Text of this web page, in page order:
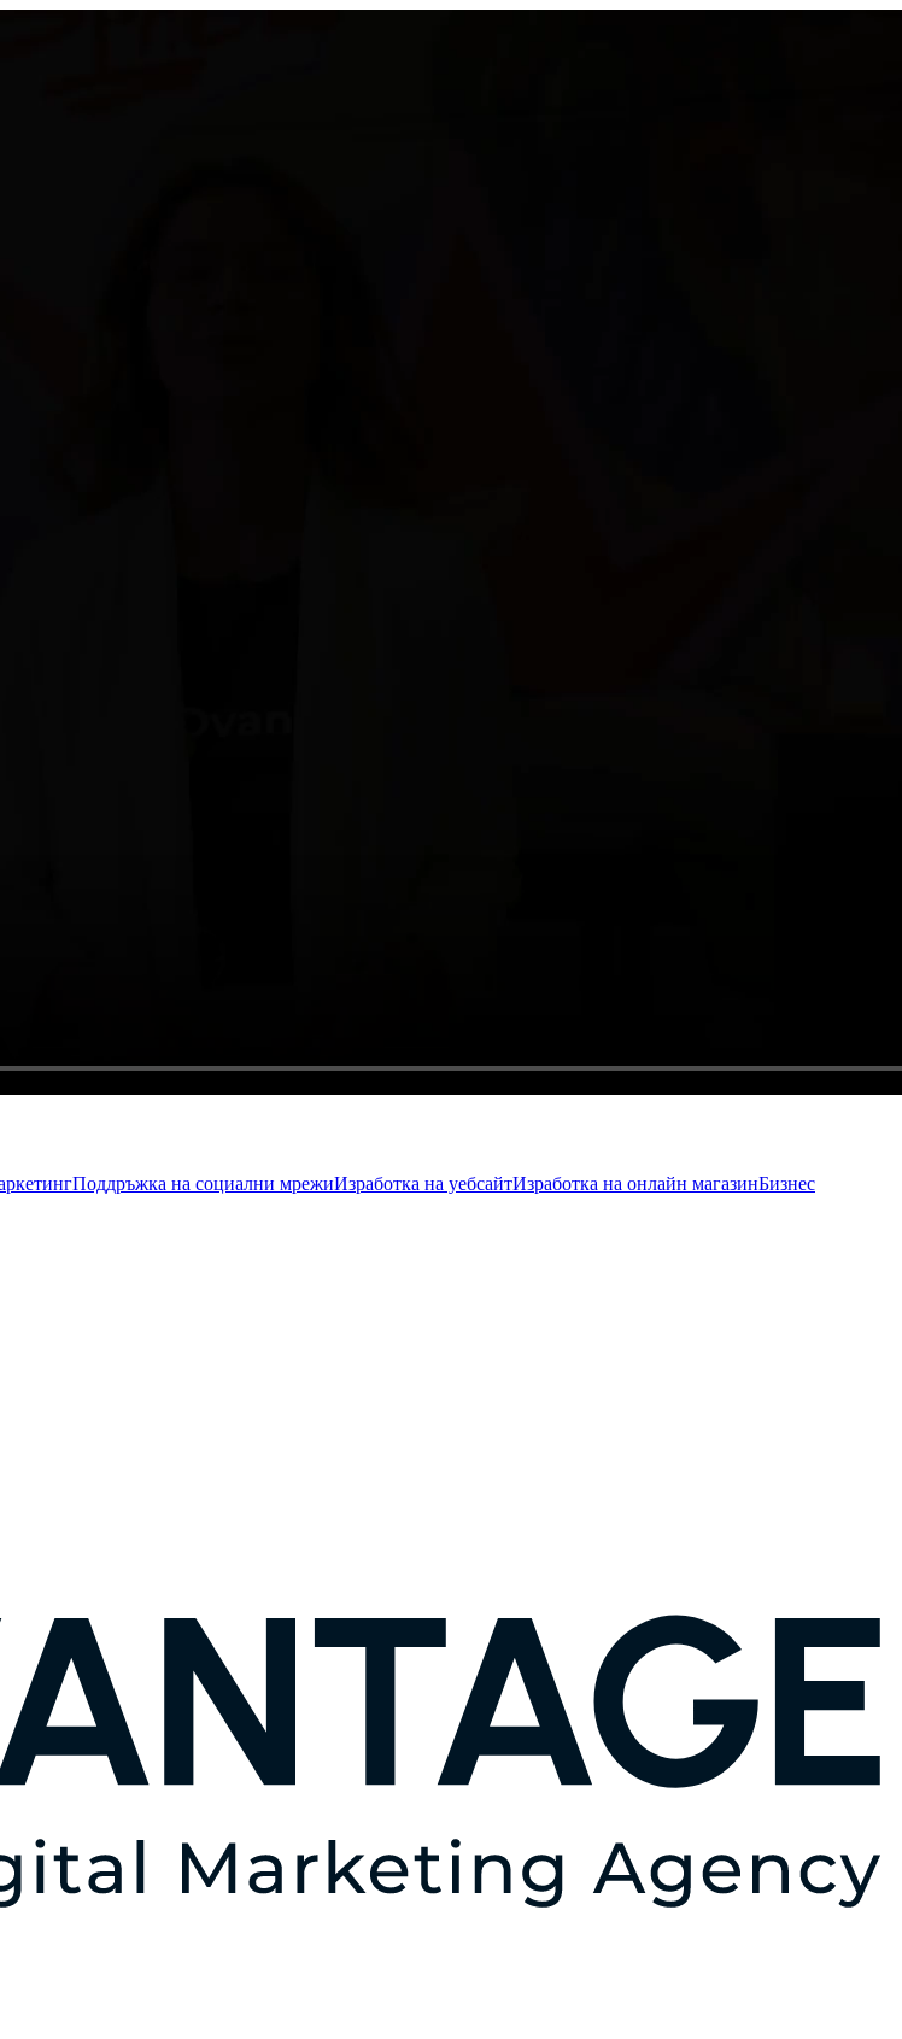
Поддръжка на социални мрежиИзработка на уебсайтИзработка на онлайн магазинБизнес